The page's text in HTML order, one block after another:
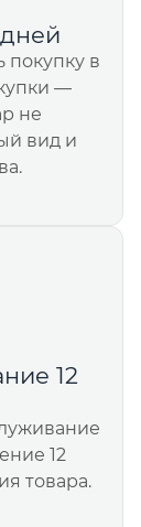
покупку в
—
не
вид и
12
12
товара.